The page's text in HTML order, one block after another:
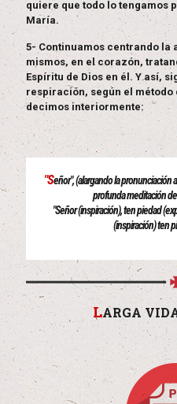
quiere que todo lo tengamos
María.
5- Continuamos centrando la
mismos, en el corazón,
Espíritu de Dios en él. Y así,
respiración, según el método
decimos interiormente:
"Señor", (alargando la pronunciación
profunda meditación
"Señor (inspiración), ten piedad
(inspiración) ten
LARGA